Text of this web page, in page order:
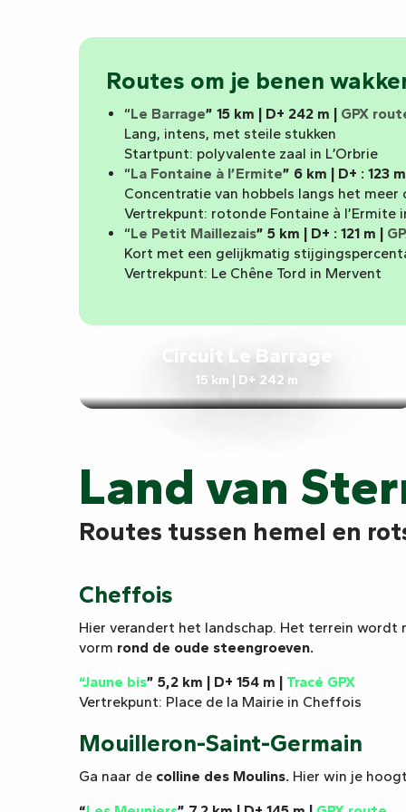
Routes om je benen
“Le Barrage” 15 km | D+ 242 m | GPX
Lang, intens, met steile stukken
Startpunt: polyvalente zaal in L’Orbrie
“La Fontaine à l’Ermite” 6 km | D+ : 123
Concentratie van hobbels langs het
Vertrekpunt: rotonde Fontaine à l’Ermite
“Le Petit Maillezais” 5 km | D+ : 121 m |
Kort met een gelijkmatig
Vertrekpunt: Le Chêne Tord in Mervent
Circuit Le Barrage
15 km | D+ 242 m
Land van
Routes tussen hemel en
Cheffois
Hier verandert het landschap. Het terrein wordt
vorm rond de oude steengroeven.
“Jaune bis” 5,2 km | D+ 154 m | Tracé GPX
Vertrekpunt: Place de la Mairie in Cheffois
Mouilleron-Saint-Germain
Ga naar de colline des Moulins. Hier win je